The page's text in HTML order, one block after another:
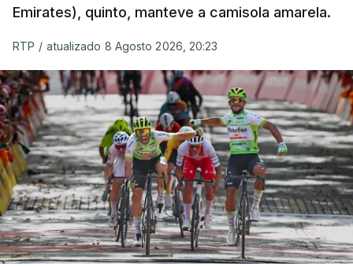
Emirates), quinto, manteve a camisola amarela.
RTP / atualizado 8 Agosto 2026, 20:23